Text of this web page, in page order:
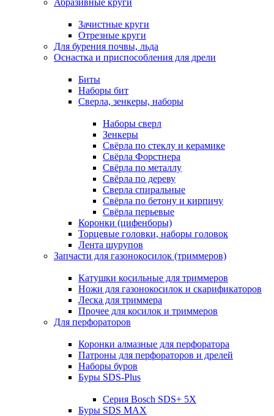
Абразивные круги
Зачистные круги
Отрезные круги
Для бурения почвы, льда
Оснастка и приспособления для дрели
Биты
Наборы бит
Сверла, зенкеры, наборы
Наборы сверл
Зенкеры
Свёрла по стеклу и керамике
Свёрла Форстнера
Свёрла по металлу
Свёрла по дереву
Сверла спиральные
Свёрла по бетону и кирпичу
Свёрла перьевые
Коронки (цифенборы)
Торцевые головки, наборы головок
Лента шурупов
Запчасти для газонокосилок (триммеров)
Катушки косильные для триммеров
Ножи для газонокосилок и скарификаторов
Леска для триммера
Прочее для косилок и триммеров
Для перфораторов
Коронки алмазные для перфоратора
Патроны для перфораторов и дрелей
Наборы буров
Буры SDS-Plus
Серия Bosch SDS+ 5X
Буры SDS MAX